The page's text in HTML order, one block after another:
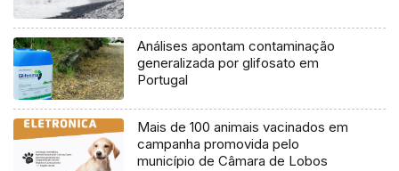
Análises apontam contaminação
generalizada por glifosato em
Portugal
Mais de 100 animais vacinados em
campanha promovida pelo
município de Câmara de Lobos